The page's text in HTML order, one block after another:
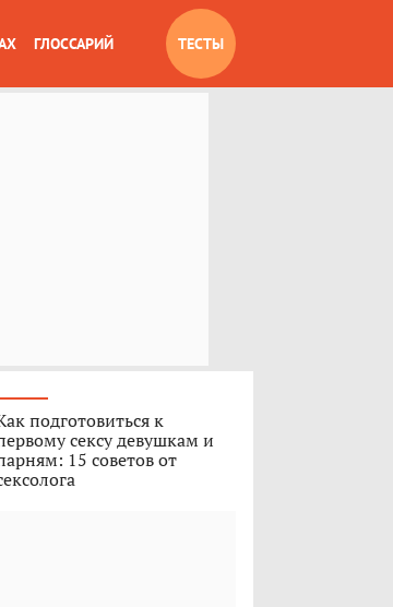
ГЛОССАРИЙ ТЕСТЫ
подготовиться к
сексу девушкам и
15 советов от